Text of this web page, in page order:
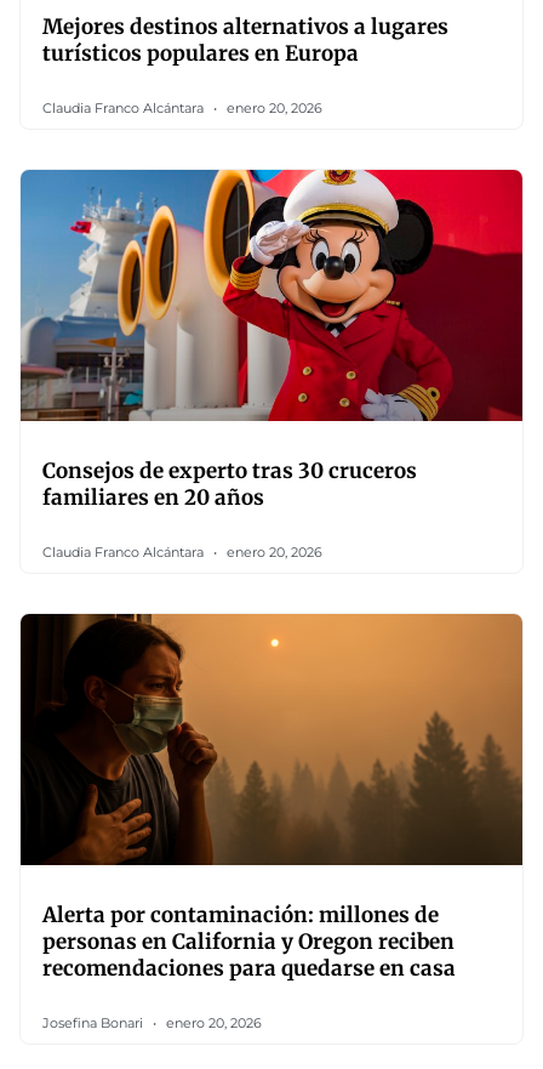
Mejores destinos alternativos a lugares
turísticos populares en Europa
Claudia Franco Alcántara enero 20, 2026
Consejos de experto tras 30 cruceros
familiares en 20 años
Claudia Franco Alcántara enero 20, 2026
Alerta por contaminación: millones de
personas en California y Oregon reciben
recomendaciones para quedarse en casa
Josefina Bonari enero 20, 2026